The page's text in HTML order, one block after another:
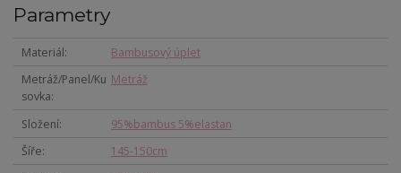
Parametry
Materiál
Bambusový úplet
Metráž/Panel/Ku
sovka
Metráž
Složení
95%bambus 5%elastan
Šíře
145-150cm